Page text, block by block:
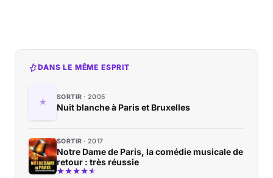
DANS LE MÊME ESPRIT
SORTIR 2005
Nuit blanche à Paris et Bruxelles
SORTIR 2017
Notre Dame de Paris, la comédie musicale de
retour : très réussie